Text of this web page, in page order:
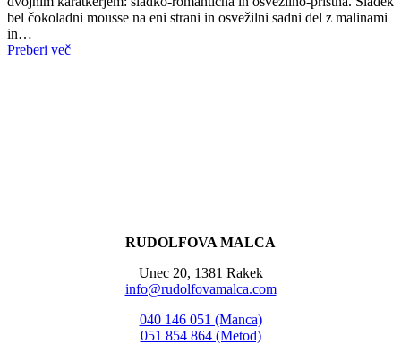
bel čokoladni mousse na eni strani in osvežilni sadni del z malinami
in…
Preberi več
RUDOLFOVA MALCA
Unec 20, 1381 Rakek
info@rudolfovamalca.com
040 146 051 (Manca)
051 854 864 (Metod)